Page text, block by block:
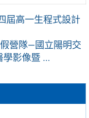
屆高一生程式設計
營隊—國立陽明交
影像暨 ...